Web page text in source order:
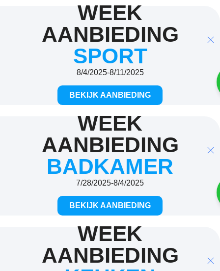
WEEK
AANBIEDING
SPORT
8/4/2025-8/11/2025
BEKIJK AANBIEDING
WEEK
AANBIEDING
BADKAMER
7/28/2025-8/4/2025
BEKIJK AANBIEDING
WEEK
AANBIEDING